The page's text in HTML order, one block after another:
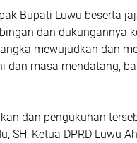
Bupati Luwu beserta
dan dukungannya
mewujudkan dan
dan masa mendatang,
dan pengukuhan
SH, Ketua DPRD Luwu